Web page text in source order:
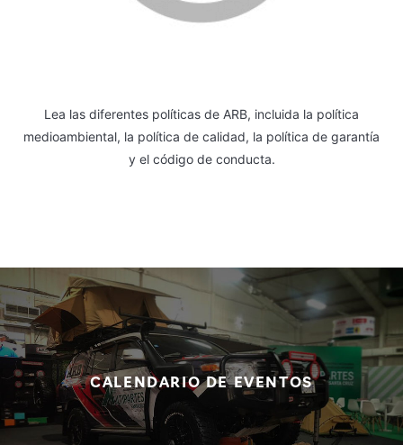
Lea las diferentes políticas de ARB, incluida la política
medioambiental, la política de calidad, la política de garantía
y el código de conducta.
CALENDARIO DE EVENTOS